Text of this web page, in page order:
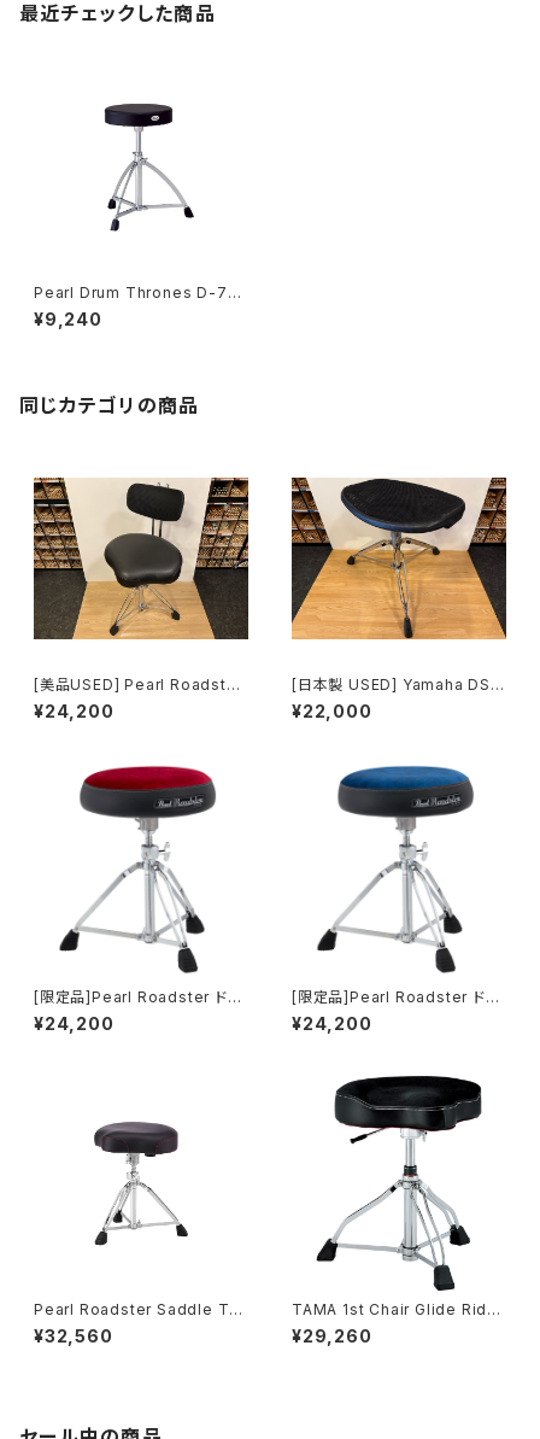
最近チェックした商品
Pearl Drum Thrones D-73
0S
¥9,240
同じカテゴリの商品
[美品USED] Pearl Roadster
Saddle Throne w/Backrest
ドラムスローン シート型 背もた
¥24,200
[日本製 USED] Yamaha DSM
100 Mesh Seat Drum Thro
ne
¥22,000
[限定品]Pearl Roadster ドラ
ムスローン D-1500 Limited
with Cloth Seat Top D-150
¥24,200
[限定品]Pearl Roadster ドラ
ムスローン D-1500 Limited
with Cloth Seat Top D-150
¥24,200
Pearl Roadster Saddle Thr
oneドラムスローン D-3500
¥32,560
TAMA 1st Chair Glide Rider
HYDRAULIX "Cloth Top" ド
ラムスローン HT550BCN
¥29,260